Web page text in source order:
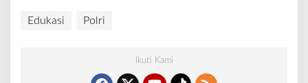
Edukasi Polri
Ikuti Kami